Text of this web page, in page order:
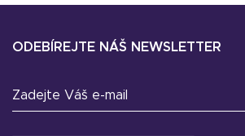
ODEBÍREJTE NÁŠ NEWSLETTER
Zadejte Váš e-mail